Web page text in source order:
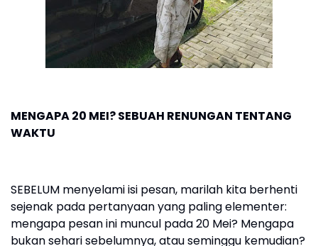
MENGAPA 20 MEI? SEBUAH RENUNGAN TENTANG
WAKTU
SEBELUM menyelami isi pesan, marilah kita berhenti
sejenak pada pertanyaan yang paling elementer:
mengapa pesan ini muncul pada 20 Mei? Mengapa
bukan sehari sebelumnya, atau seminggu kemudian?